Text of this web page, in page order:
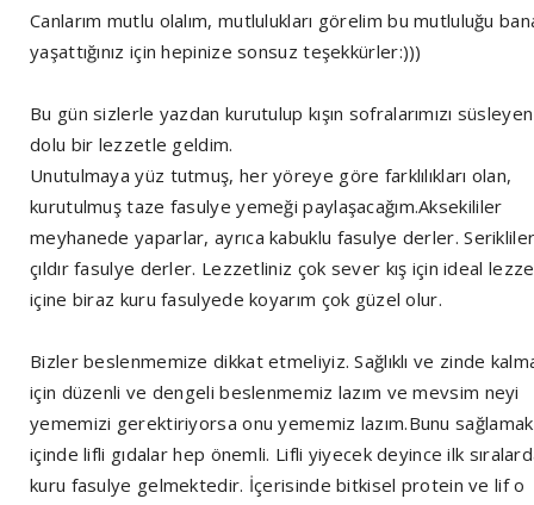
Canlarım mutlu olalım, mutlulukları görelim bu mutluluğu
yaşattığınız için hepinize sonsuz teşekkürler:)))
Bu gün sizlerle yazdan kurutulup kışın sofralarımızı
dolu bir lezzetle geldim.
Unutulmaya yüz tutmuş, her yöreye göre farklılıkları olan,
kurutulmuş taze fasulye yemeği paylaşacağım.Aksekililer
meyhanede yaparlar, ayrıca kabuklu fasulye derler.
çıldır fasulye derler. Lezzetliniz çok sever kış için ideal
içine biraz kuru fasulyede koyarım çok güzel olur.
Bizler beslenmemize dikkat etmeliyiz. Sağlıklı ve zinde
için düzenli ve dengeli beslenmemiz lazım ve mevsim neyi
yememizi gerektiriyorsa onu yememiz lazım.Bunu sağlamak
içinde lifli gıdalar hep önemli. Lifli yiyecek deyince ilk
kuru fasulye gelmektedir. İçerisinde bitkisel protein ve lif o